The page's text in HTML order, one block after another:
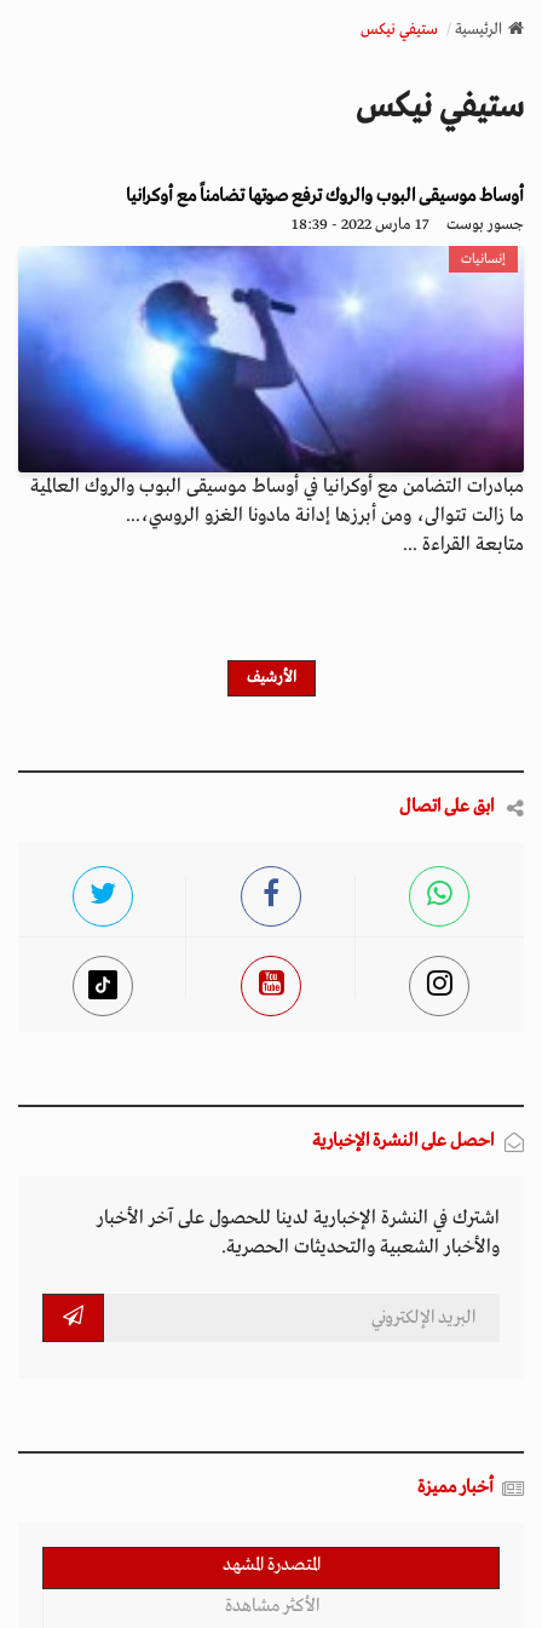
v
a
o
n
الرئيسية ستيفي نيكس
ستيفي نيكس
أوساط موسيقى البوب والروك ترفع صوتها تضامناً مع أوكرانيا
جسور بوست 17 مارس 2022 - 18:39
إنسانيات
مبادرات التضامن مع أوكرانيا في أوساط موسيقى البوب والروك العالمية
ما زالت تتوالى، ومن أبرزها إدانة مادونا الغزو الروسي،...
متابعة القراءة ...
الأرشيف
ابق على اتصال
احصل على النشرة الإخبارية
اشترك في النشرة الإخبارية لدينا للحصول على آخر الأخبار
والأخبار الشعبية والتحديثات الحصرية.
أخبار مميزة
المتصدرة المشهد
الأكثر مشاهدة